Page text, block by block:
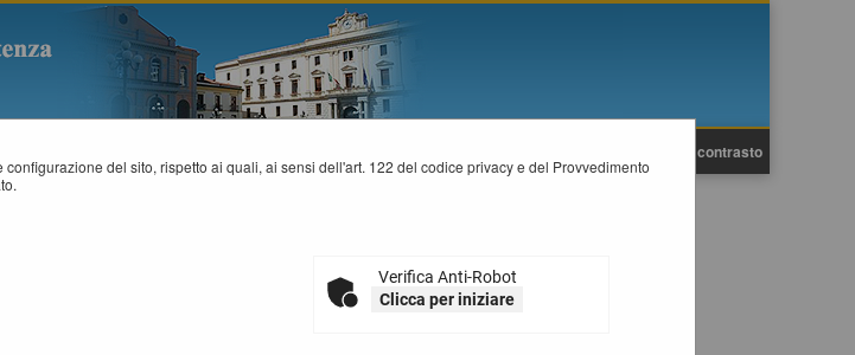
Alto contrasto
del sito, rispetto ai quali, ai sensi dell'art. 122 del codice privacy e del Provvedimento
Verifica Anti-Robot
Clicca per iniziare
per operare con la piattaforma telematica dell'Ente.